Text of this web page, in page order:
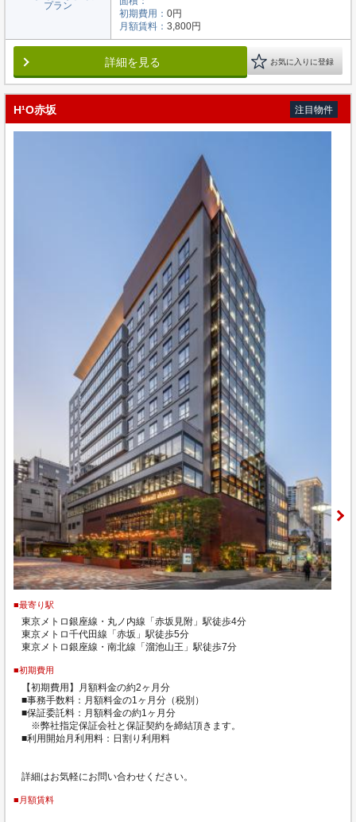
プラン
初期費用： 0円
月額賃料： 3,800円
詳細を見る お気に入りに登録
H¹O赤坂 注目物件
■最寄り駅
東京メトロ銀座線・丸ノ内線「赤坂見附」駅徒歩4分
東京メトロ千代田線「赤坂」駅徒歩5分
東京メトロ銀座線・南北線「溜池山王」駅徒歩7分
■初期費用
【初期費用】月額料金の約2ヶ月分
■事務手数料：月額料金の1ヶ月分（税別）
■保証委託料：月額料金の約1ヶ月分
※弊社指定保証会社と保証契約を締結頂きます。
■利用開始月利用料：日割り利用料
詳細はお気軽にお問い合わせください。
■月額賃料